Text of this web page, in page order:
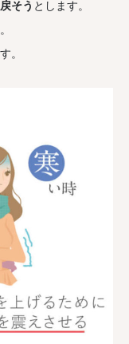
そう とします。
。